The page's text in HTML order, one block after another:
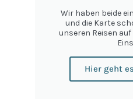
Wir haben beide
und die Karte
unseren Reisen
Hier geht